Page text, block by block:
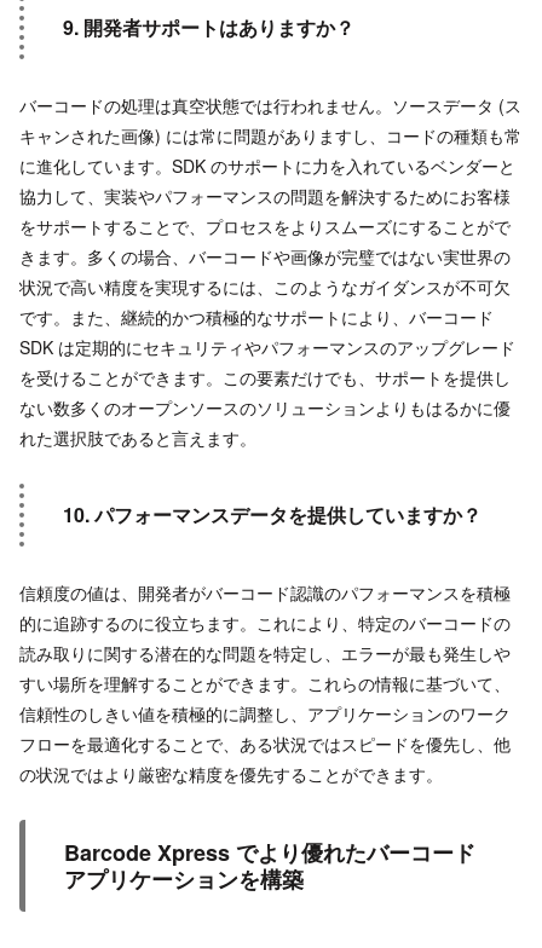
9. 開発者サポートはありますか？
バーコードの処理は真空状態では行われません。ソースデータ (ス
キャンされた画像) には常に問題がありますし、コードの種類も常
に進化しています。SDK のサポートに力を入れているベンダーと
協力して、実装やパフォーマンスの問題を解決するためにお客様
をサポートすることで、プロセスをよりスムーズにすることがで
きます。多くの場合、バーコードや画像が完璧ではない実世界の
状況で高い精度を実現するには、このようなガイダンスが不可欠
です。また、継続的かつ積極的なサポートにより、バーコード
SDK は定期的にセキュリティやパフォーマンスのアップグレード
を受けることができます。この要素だけでも、サポートを提供し
ない数多くのオープンソースのソリューションよりもはるかに優
れた選択肢であると言えます。
10. パフォーマンスデータを提供していますか？
信頼度の値は、開発者がバーコード認識のパフォーマンスを積極
的に追跡するのに役立ちます。これにより、特定のバーコードの
読み取りに関する潜在的な問題を特定し、エラーが最も発生しや
すい場所を理解することができます。これらの情報に基づいて、
信頼性のしきい値を積極的に調整し、アプリケーションのワーク
フローを最適化することで、ある状況ではスピードを優先し、他
の状況ではより厳密な精度を優先することができます。
Barcode Xpress でより優れたバーコード
アプリケーションを構築